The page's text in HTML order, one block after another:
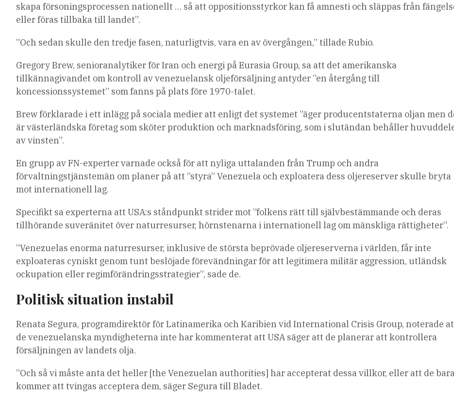
skapa försoningsprocessen nationellt … så att oppositionsstyrkor kan få amnesti och släppas från
eller föras tillbaka till landet”.
”Och sedan skulle den tredje fasen, naturligtvis, vara en av övergången,” tillade Rubio.
Gregory Brew, senioranalytiker för Iran och energi på Eurasia Group, sa att det amerikanska
tillkännagivandet om kontroll av venezuelansk oljeförsäljning antyder ”en återgång till
koncessionssystemet” som fanns på plats före 1970-talet.
Brew förklarade i ett inlägg på sociala medier att enligt det systemet ”äger producentstaterna oljan men
är västerländska företag som sköter produktion och marknadsföring, som i slutändan behåller
av vinsten”.
En grupp av FN-experter varnade också för att nyliga uttalanden från Trump och andra
förvaltningstjänstemän om planer på att ”styra” Venezuela och exploatera dess oljereserver skulle bryta
mot internationell lag.
Specifikt sa experterna att USA:s ståndpunkt strider mot ”folkens rätt till självbestämmande och deras
tillhörande suveränitet över naturresurser, hörnstenarna i internationell lag om mänskliga rättigheter”.
”Venezuelas enorma naturresurser, inklusive de största beprövade oljereserverna i världen, får inte
exploateras cyniskt genom tunt beslöjade förevändningar för att legitimera militär aggression, utländsk
ockupation eller regimförändringsstrategier”, sade de.
Politisk situation instabil
Renata Segura, programdirektör för Latinamerika och Karibien vid International Crisis Group, noterade
de venezuelanska myndigheterna inte har kommenterat att USA säger att de planerar att kontrollera
försäljningen av landets olja.
”Och så vi måste anta det heller [the Venezuelan authorities] har accepterat dessa villkor, eller att de
kommer att tvingas acceptera dem, säger Segura till Bladet.